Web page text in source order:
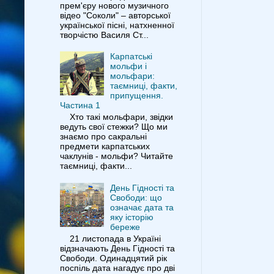
прем'єру нового музичного
відео "Соколи" – авторської
української пісні, натхненної
творчістю Василя Ст...
Карпатські
мольфи і
мольфари:
таємниці, факти,
припущення.
Частина 1
Хто такі мольфари, звідки
ведуть свої стежки? Що ми
знаємо про сакральні
предмети карпатських
чаклунів - мольфи? Читайте
таємниці, факти...
День Гідності та
Свободи: що
означає дата та
яку історію
береже
21 листопада в Україні
відзначають День Гідності та
Свободи. Одинадцятий рік
поспіль дата нагадує про дві